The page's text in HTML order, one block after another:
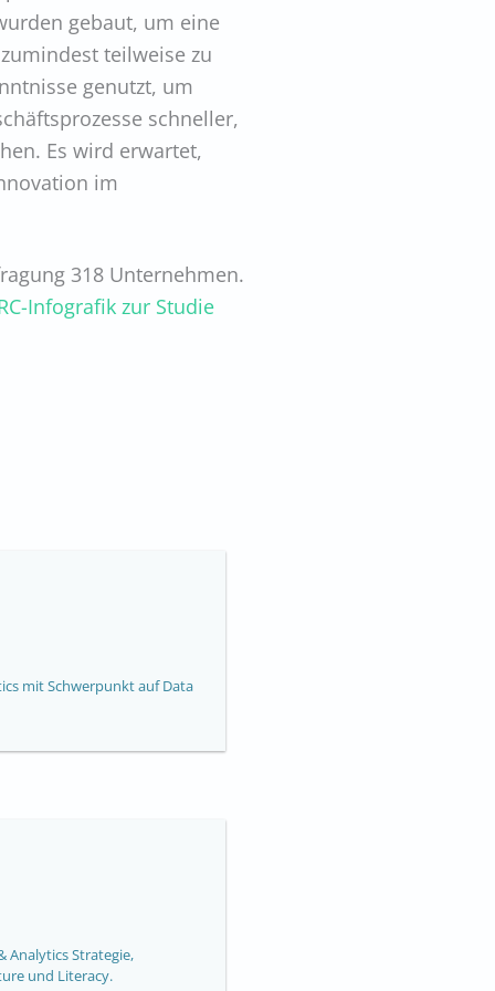
gebaut, um eine
teilweise zu
genutzt, um
schneller,
Es wird erwartet,
im
318 Unternehmen.
Infografik zur Studie
mit Schwerpunkt auf Data
Analytics Strategie,
und Literacy.